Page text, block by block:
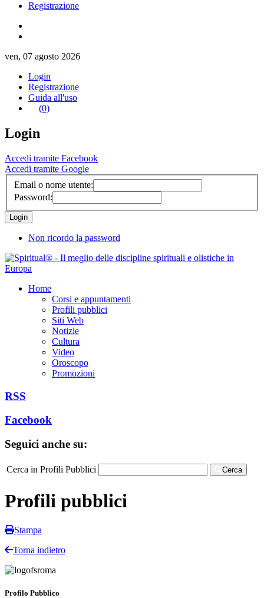
Registrazione
ven, 07 agosto 2026
Login
Registrazione
Guida all'uso
(0)
Login
Accedi tramite Facebook
Accedi tramite Google
Email o nome utente:
Password:
Non ricordo la password
Home
Corsi e appuntamenti
Profili pubblici
Siti Web
Notizie
Cultura
Video
Oroscopo
Promozioni
RSS
Facebook
Seguici anche su:
Cerca in Profili Pubblici Cerca
Profili pubblici
Stampa
Torna indietro
Profilo Pubblico